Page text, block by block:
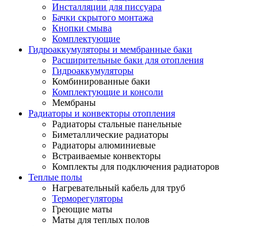
Инсталляции для писсуара
Бачки скрытого монтажа
Кнопки смыва
Комплектующие
Гидроаккумуляторы и мембранные баки
Расширительные баки для отопления
Гидроаккумуляторы
Комбинированные баки
Комплектующие и консоли
Мембраны
Радиаторы и конвекторы отопления
Радиаторы стальные панельные
Биметаллические радиаторы
Радиаторы алюминиевые
Встраиваемые конвекторы
Комплекты для подключения радиаторов
Теплые полы
Нагревательный кабель для труб
Терморегуляторы
Греющие маты
Маты для теплых полов